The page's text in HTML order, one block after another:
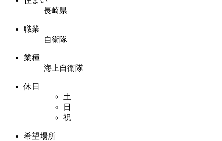
長崎県
職業
自衛隊
業種
海上自衛隊
休日
土
日
祝
希望場所